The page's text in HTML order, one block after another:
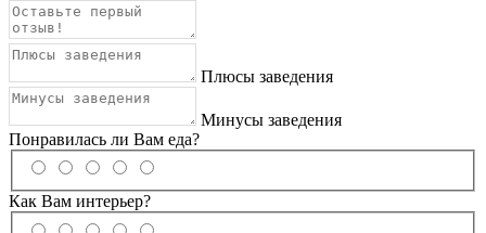
Плюсы заведения
Минусы заведения
Понравилась ли Вам еда?
Как Вам интерьер?